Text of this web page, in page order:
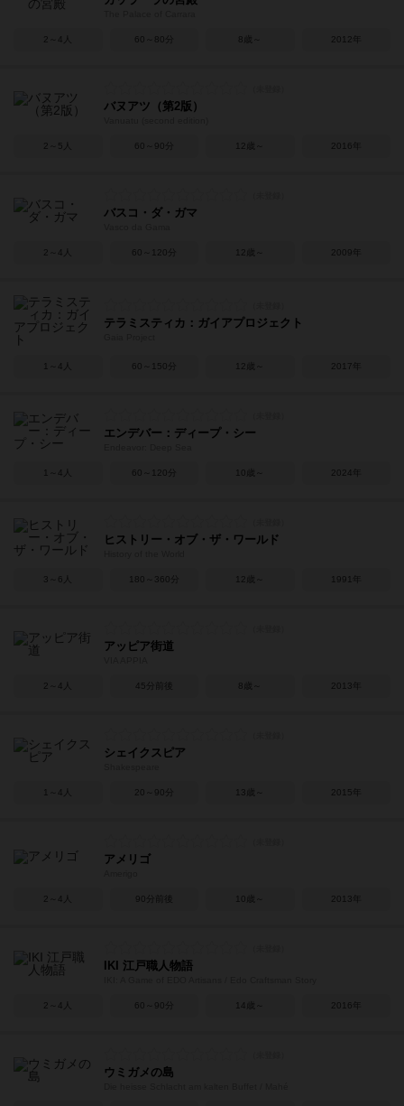
2～4人 60～80分 8歳～ 2012年
バヌアツ（第2版）
2～5人 60～90分 12歳～ 2016年
バスコ・ダ・ガマ
2～4人 60～120分 12歳～ 2009年
テラミスティカ：ガイアプロジェクト
1～4人 60～150分 12歳～ 2017年
エンデバー：ディープ・シー
1～4人 60～120分 10歳～ 2024年
ヒストリー・オブ・ザ・ワールド
3～6人 180～360分 12歳～ 1991年
アッピア街道
2～4人 45分前後 8歳～ 2013年
シェイクスピア
1～4人 20～90分 13歳～ 2015年
アメリゴ
2～4人 90分前後 10歳～ 2013年
IKI 江戸職人物語
2～4人 60～90分 14歳～ 2016年
ウミガメの島